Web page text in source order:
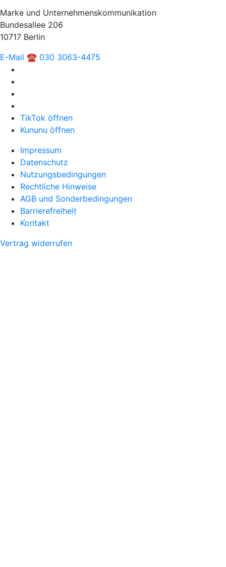
Marke und Unternehmenskommunikation
Bundesallee 206
10717 Berlin
E-Mail ☎ 030 3063-4475
TikTok öffnen
Kununu öffnen
Impressum
Datenschutz
Nutzungsbedingungen
Rechtliche Hinweise
AGB und Sonderbedingungen
Barrierefreiheit
Kontakt
Vertrag widerrufen